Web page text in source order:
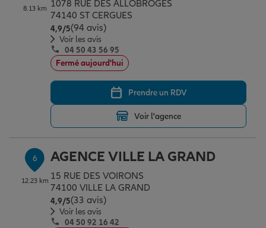
8.13 km 1078 RUE DES ALLOBROGES
74140 ST CERGUES
4,9/5Note de 4.9 sur 5
(94 avis)
Voir les avis
04 50 43 56 95
Fermé aujourd'hui
Prendre un RDV
Voir l'agence
6
12.23 km
AGENCE VILLE LA GRAND
15 RUE DES VOIRONS
74100 VILLE LA GRAND
4,9/5Note de 4.9 sur 5
(33 avis)
Voir les avis
04 50 92 16 42